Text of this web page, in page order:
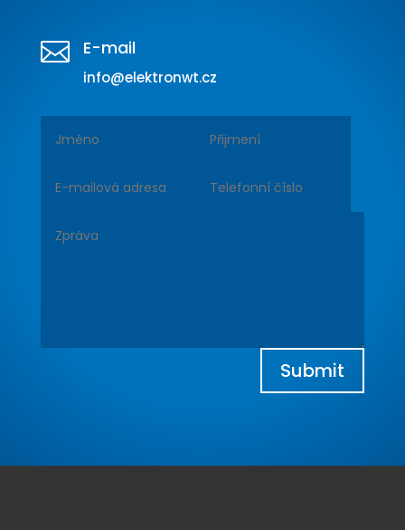
 E-mail
info@elektronwt.cz
Submit